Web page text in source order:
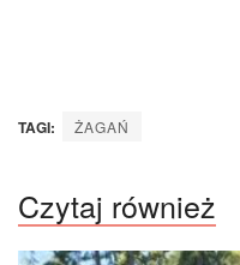
TAGI: ŻAGAŃ
Czytaj również